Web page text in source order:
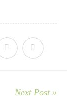
Next Post »